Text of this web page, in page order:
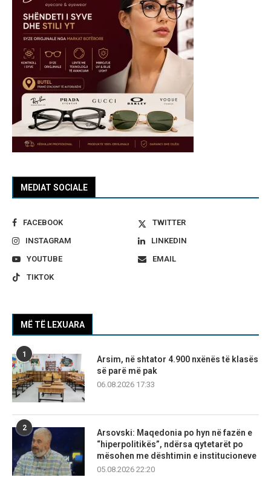
MEDIAT SOCIALE
FACEBOOK
TWITTER
INSTAGRAM
LINKEDIN
YOUTUBE
EMAIL
TIKTOK
MË TË LEXUARA
1
Arsim, në shtator 4.900 nxënës të klasës
së parë më pak
06.08.2026 17:33
2
Arsovski: Maqedonia po hyn në fazën e
“hiperpolitikës”, ndërsa qytetarët po
mësohen me dështimin e institucioneve
05.08.2026 22:20